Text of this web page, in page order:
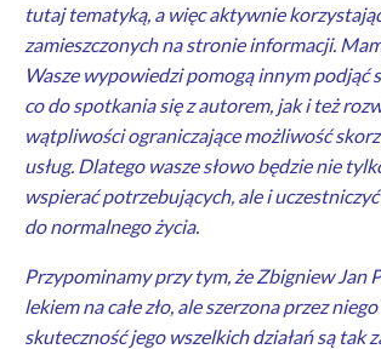
tutaj tematyką, a więc aktywnie
zamieszczonych na stronie informacji.
Wasze wypowiedzi pomogą innym podjąć
co do spotkania się z autorem, jak i też
wątpliwości ograniczające możliwość
usług. Dlatego wasze słowo będzie nie
wspierać potrzebujących, ale i
do normalnego życia.
Przypominamy przy tym, że Zbigniew Jan
lekiem na całe zło, ale szerzona przez
skuteczność jego wszelkich działań są tak